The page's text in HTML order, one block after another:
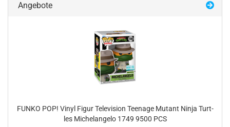
Angebote
FUNKO POP! Vinyl Figur Te­le­vi­si­on Teenage Mu­tant Ninja Turt­
les Mi­chel­an­ge­lo 1749 9500 PCS